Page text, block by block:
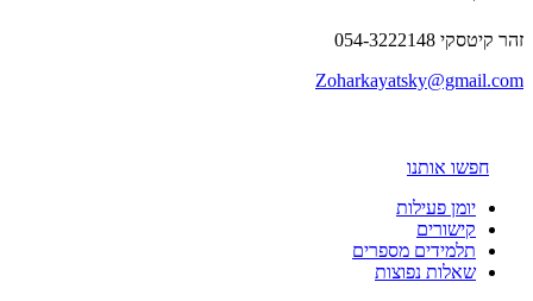
זהר קיטסקי 054-3222148
Zoharkayatsky@gmail.com
חפשו אותנו
יומן פעילות
קישורים
תלמידים מספרים
שאלות נפוצות